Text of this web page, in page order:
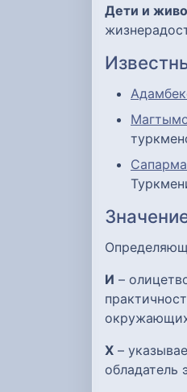
Дети и
И –
Х –
обладатель